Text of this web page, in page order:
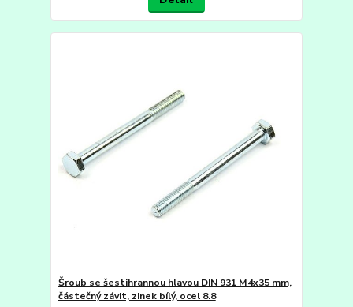
Šroub se šestihrannou hlavou DIN 931 M4x35 mm,
částečný závit, zinek bílý, ocel 8.8